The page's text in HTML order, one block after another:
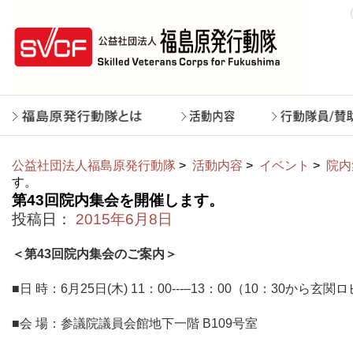
公益社団法人福島原発行動隊 > 活動内容 > イベント > 院
す。
第43回院内集会を開催します。
投稿日：
2015年6月8日
＜第43回院内集会のご案内＞
■日 時：6⽉25⽇(⽊) 11：00-‐‑‒13：00（10：30から玄関
■会 場：参議院議員会館地下一階 B109号室